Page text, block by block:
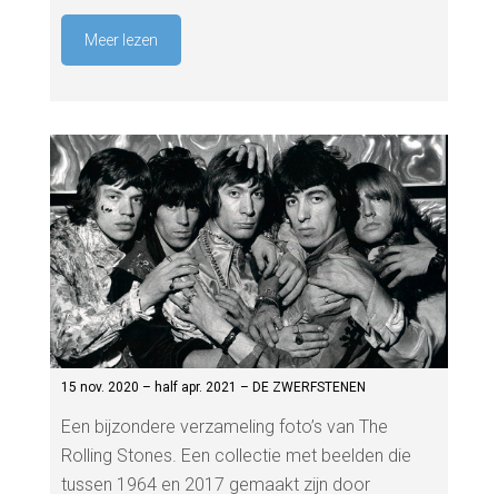
Meer lezen
15 nov. 2020 – half apr. 2021 – DE ZWERFSTENEN
Een bijzondere verzameling foto’s van The
Rolling Stones. Een collectie met beelden die
tussen 1964 en 2017 gemaakt zijn door